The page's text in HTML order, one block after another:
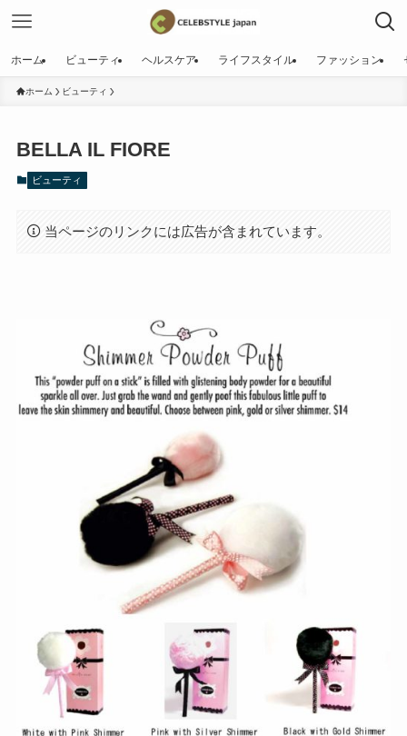
ホーム ビューティ ヘルスケア ライフスタイル ファッション
ホーム ビューティ
BELLA IL FIORE
ビューティ
当ページのリンクには広告が含まれています。